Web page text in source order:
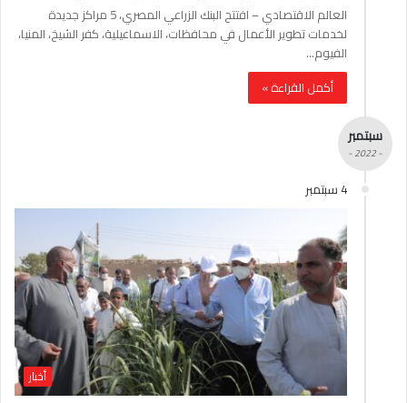
العالم الاقتصادي – افتتح البنك الزراعي المصري، 5 مراكز جديدة
لخدمات تطوير الأعمال في محافظات، الاسماعيلية، كفر الشيخ، المنيا،
الفيوم…
أكمل القراءة »
سبتمبر
- 2022 -
4 سبتمبر
أخبار